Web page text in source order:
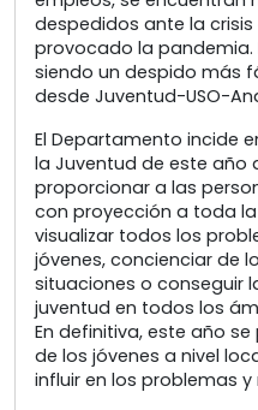
despedidos ante la
provocado la pandemia.
siendo un despido más
desde Juventud-USO-
El Departamento incide
la Juventud de este año
proporcionar a las
con proyección a toda
visualizar todos los
jóvenes, concienciar de
situaciones o conseguir
juventud en todos los
En definitiva, este año
de los jóvenes a nivel
influir en los problemas y